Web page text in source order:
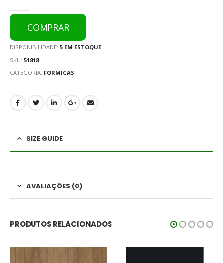
COMPRAR
DISPONIBILIDADE: 5 EM ESTOQUE
SKU: 51818
CATEGORIA: FORMICAS
SIZE GUIDE
AVALIAÇÕES (0)
PRODUTOS RELACIONADOS